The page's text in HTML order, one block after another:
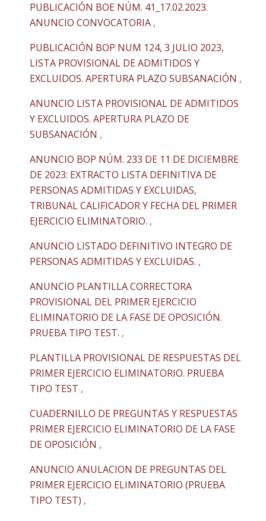
PUBLICACIÓN BOE NÚM. 41_17.02.2023.
ANUNCIO CONVOCATORIA ,
PUBLICACIÓN BOP NUM 124, 3 JULIO 2023,
LISTA PROVISIONAL DE ADMITIDOS Y
EXCLUIDOS. APERTURA PLAZO SUBSANACIÓN ,
ANUNCIO LISTA PROVISIONAL DE ADMITIDOS
Y EXCLUIDOS. APERTURA PLAZO DE
SUBSANACIÓN ,
ANUNCIO BOP NÚM. 233 DE 11 DE DICIEMBRE
DE 2023: EXTRACTO LISTA DEFINITIVA DE
PERSONAS ADMITIDAS Y EXCLUIDAS,
TRIBUNAL CALIFICADOR Y FECHA DEL PRIMER
EJERCICIO ELIMINATORIO. ,
ANUNCIO LISTADO DEFINITIVO INTEGRO DE
PERSONAS ADMITIDAS Y EXCLUIDAS. ,
ANUNCIO PLANTILLA CORRECTORA
PROVISIONAL DEL PRIMER EJERCICIO
ELIMINATORIO DE LA FASE DE OPOSICIÓN.
PRUEBA TIPO TEST. ,
PLANTILLA PROVISIONAL DE RESPUESTAS DEL
PRIMER EJERCICIO ELIMINATORIO. PRUEBA
TIPO TEST ,
CUADERNILLO DE PREGUNTAS Y RESPUESTAS
PRIMER EJERCICIO ELIMINATORIO DE LA FASE
DE OPOSICIÓN ,
ANUNCIO ANULACION DE PREGUNTAS DEL
PRIMER EJERCICIO ELIMINATORIO (PRUEBA
TIPO TEST) ,